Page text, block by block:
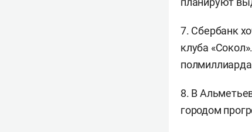
7. Сбербанк
клуба
8. В
городом